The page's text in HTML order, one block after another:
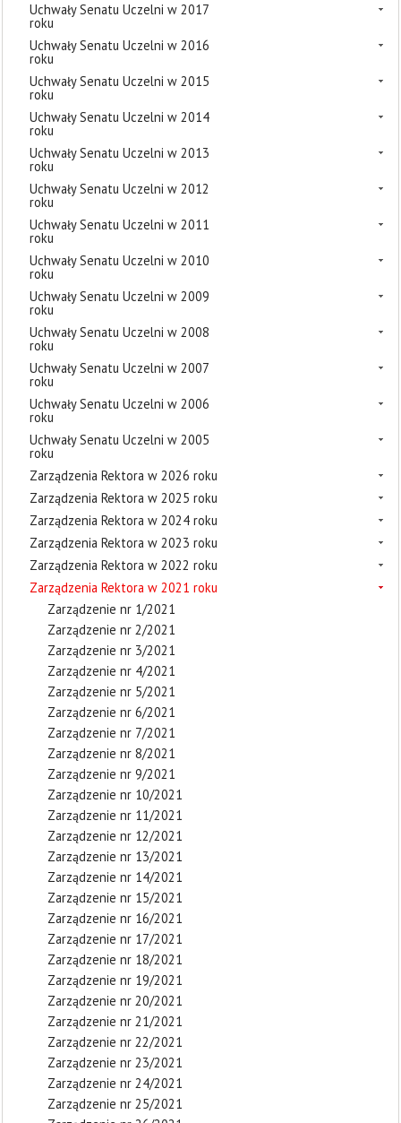
Uchwały Senatu Uczelni w 2017
roku
Uchwały Senatu Uczelni w 2016
roku
Uchwały Senatu Uczelni w 2015
roku
Uchwały Senatu Uczelni w 2014
roku
Uchwały Senatu Uczelni w 2013
roku
Uchwały Senatu Uczelni w 2012
roku
Uchwały Senatu Uczelni w 2011
roku
Uchwały Senatu Uczelni w 2010
roku
Uchwały Senatu Uczelni w 2009
roku
Uchwały Senatu Uczelni w 2008
roku
Uchwały Senatu Uczelni w 2007
roku
Uchwały Senatu Uczelni w 2006
roku
Uchwały Senatu Uczelni w 2005
roku
Zarządzenia Rektora w 2026 roku
Zarządzenia Rektora w 2025 roku
Zarządzenia Rektora w 2024 roku
Zarządzenia Rektora w 2023 roku
Zarządzenia Rektora w 2022 roku
Zarządzenia Rektora w 2021 roku
Zarządzenie nr 1/2021
Zarządzenie nr 2/2021
Zarządzenie nr 3/2021
Zarządzenie nr 4/2021
Zarządzenie nr 5/2021
Zarządzenie nr 6/2021
Zarządzenie nr 7/2021
Zarządzenie nr 8/2021
Zarządzenie nr 9/2021
Zarządzenie nr 10/2021
Zarządzenie nr 11/2021
Zarządzenie nr 12/2021
Zarządzenie nr 13/2021
Zarządzenie nr 14/2021
Zarządzenie nr 15/2021
Zarządzenie nr 16/2021
Zarządzenie nr 17/2021
Zarządzenie nr 18/2021
Zarządzenie nr 19/2021
Zarządzenie nr 20/2021
Zarządzenie nr 21/2021
Zarządzenie nr 22/2021
Zarządzenie nr 23/2021
Zarządzenie nr 24/2021
Zarządzenie nr 25/2021